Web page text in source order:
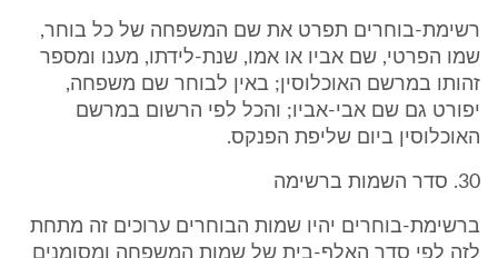
רשימת-בוחרים תפרט את שם המשפחה של כל בוחר,
שמו הפרטי, שם אביו או אמו, שנת-לידתו, מענו ומספר
זהותו במרשם האוכלוסין; באין לבוחר שם משפחה,
יפורט גם שם אבי-אביו; והכל לפי הרשום במרשם
האוכלוסין ביום שליפת הפנקס.
30. סדר השמות ברשימה
ברשימת-בוחרים יהיו שמות הבוחרים ערוכים זה מתחת
לזה לפי סדר האלף-בית של שמות המשפחה ומסומנים